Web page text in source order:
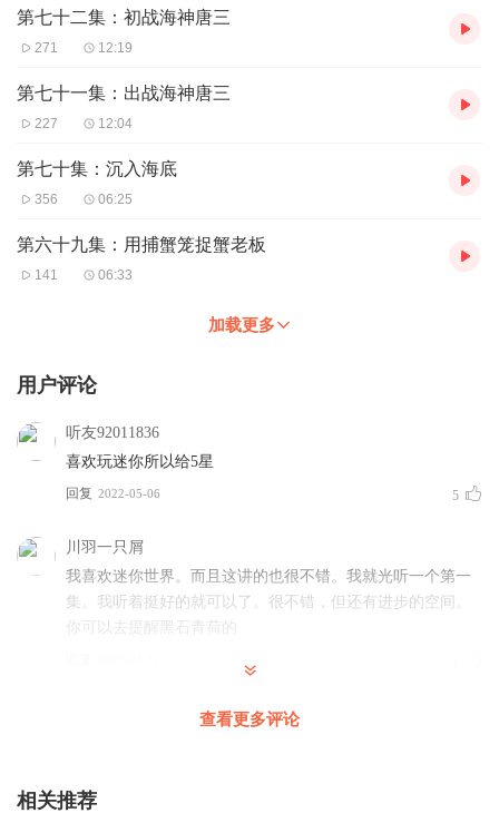
第七十二集：初战海神唐三
271 12:19
第七十一集：出战海神唐三
227 12:04
第七十集：沉入海底
356 06:25
第六十九集：用捕蟹笼捉蟹老板
141 06:33
加载更多
用户评论
听友92011836
喜欢玩迷你所以给5星
回复 2022-05-06 5
川羽一只屑
我喜欢迷你世界。而且这讲的也很不错。我就光听一个第一
集。我听着挺好的就可以了。很不错，但还有进步的空间。
你可以去提醒黑石青荷的
查看更多评论
相关推荐